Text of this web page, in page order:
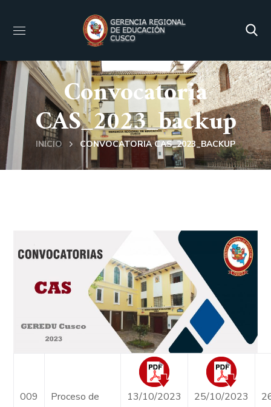
Convocatoria
CAS_2023_backup
INICIO CONVOCATORIA CAS_2023_BACKUP
009
Proceso de
13/10/2023 25/10/2023